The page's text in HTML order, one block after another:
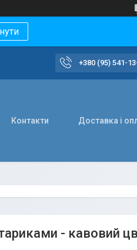
+380 (95) 541-
Контакти Доставка і
- кавовий